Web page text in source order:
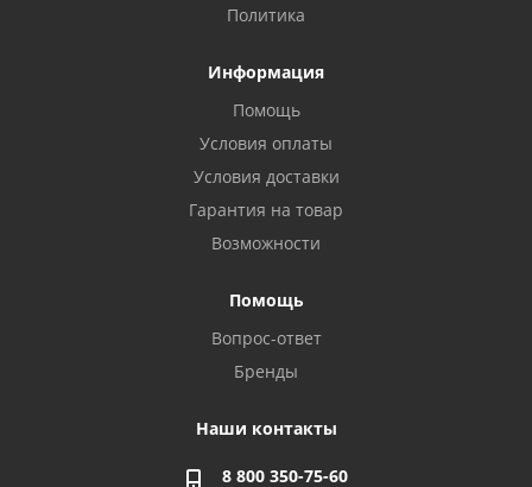
Политика
Информация
Помощь
Условия оплаты
Условия доставки
Гарантия на товар
Возможности
Помощь
Вопрос-ответ
Бренды
Наши контакты
8 800 350-75-60